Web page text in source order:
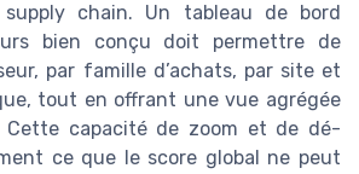
chain. Un tableau de bord
bien conçu doit permettre de
par famille d’achats, par site et
tout en offrant une vue agrégée
Cette capacité de zoom et de dé-
ce que le score global ne peut